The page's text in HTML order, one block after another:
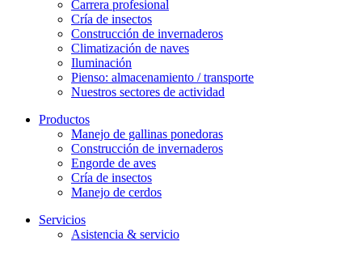
Carrera profesional
Cría de insectos
Construcción de invernaderos
Climatización de naves
Iluminación
Pienso: almacenamiento / transporte
Nuestros sectores de actividad
Productos
Manejo de gallinas ponedoras
Construcción de invernaderos
Engorde de aves
Cría de insectos
Manejo de cerdos
Servicios
Asistencia & servicio